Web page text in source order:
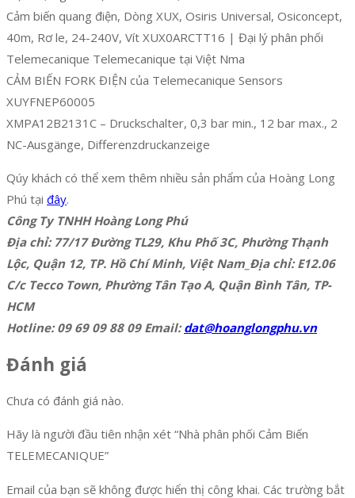
Cảm biến quang điện, Dòng XUX, Osiris Universal, Osiconcept,
40m, Rơ le, 24-240V, Vít XUX0ARCTT16 | Đại lý phân phối
Telemecanique Telemecanique tại Việt Nma
CẢM BIẾN FORK ĐIỆN của Telemecanique Sensors
XUYFNEP60005
XMPA12B2131C – Druckschalter, 0,3 bar min., 12 bar max., 2
NC-Ausgänge, Differenzdruckanzeige
Qúy khách có thể xem thêm nhiều sản phẩm của Hoàng Long
Phú tại đây.
Công Ty TNHH Hoàng Long Phú
Địa chỉ: 77/17 Đường TL29, Khu Phố 3C, Phường Thạnh
Lộc, Quận 12, TP. Hồ Chí Minh, Việt Nam_Địa chỉ: E12.06
C/c Tecco Town, Phường Tân Tạo A, Quận Bình Tân, TP-
HCM
Hotline: 09 69 09 88 09 Email:dat@hoanglongphu.vn
Đánh giá
Chưa có đánh giá nào.
Hãy là người đầu tiên nhận xét “Nhà phân phối Cảm Biến
TELEMECANIQUE”
Email của bạn sẽ không được hiển thị công khai. Các trường bắt